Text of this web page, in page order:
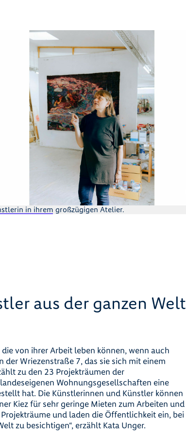
in ihrem großzügigen Atelier.
aus der ganzen Welt
von ihrer Arbeit leben können, wenn auch
Wriezenstraße 7, das sie sich mit einem
zu den 23 Projekträumen der
Wohnungsgesellschaften eine
hat. Die Künstlerinnen und Künstler können
Kiez für sehr geringe Mieten zum Arbeiten und
und laden die Öffentlichkeit ein, bei
zu besichtigen“, erzählt Kata Unger.